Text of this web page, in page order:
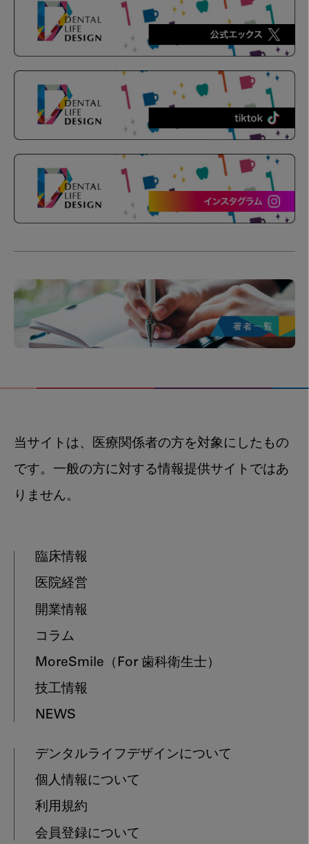
当サイトは、医療関係者の方を対象にしたもの
です。一般の方に対する情報提供サイトではあ
りません。
臨床情報
医院経営
開業情報
コラム
MoreSmile （For 歯科衛生士）
技工情報
NEWS
デンタルライフデザインについて
個人情報について
利用規約
会員登録について